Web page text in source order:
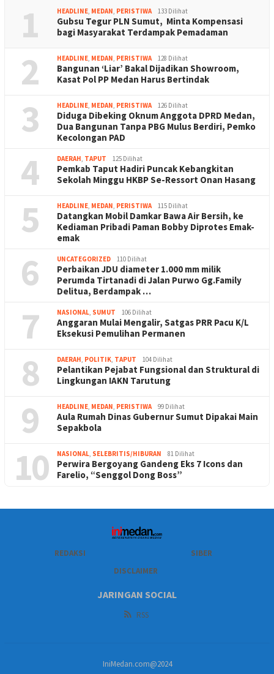
1 HEADLINE, MEDAN, PERISTIWA 133 Dilihat
Gubsu Tegur PLN Sumut, Minta Kompensasi
bagi Masyarakat Terdampak Pemadaman
2 HEADLINE, MEDAN, PERISTIWA 128 Dilihat
Bangunan ‘Liar’ Bakal Dijadikan Showroom,
Kasat Pol PP Medan Harus Bertindak
3 HEADLINE, MEDAN, PERISTIWA 126 Dilihat
Diduga Dibeking Oknum Anggota DPRD Medan,
Dua Bangunan Tanpa PBG Mulus Berdiri, Pemko
Kecolongan PAD
4 DAERAH, TAPUT 125 Dilihat
Pemkab Taput Hadiri Puncak Kebangkitan
Sekolah Minggu HKBP Se-Ressort Onan Hasang
5 HEADLINE, MEDAN, PERISTIWA 115 Dilihat
Datangkan Mobil Damkar Bawa Air Bersih, ke
Kediaman Pribadi Paman Bobby Diprotes Emak-
emak
6 UNCATEGORIZED 110 Dilihat
Perbaikan JDU diameter 1.000 mm milik
Perumda Tirtanadi di Jalan Purwo Gg.Family
Delitua, Berdampak …
7 NASIONAL, SUMUT 106 Dilihat
Anggaran Mulai Mengalir, Satgas PRR Pacu K/L
Eksekusi Pemulihan Permanen
8 DAERAH, POLITIK, TAPUT 104 Dilihat
Pelantikan Pejabat Fungsional dan Struktural di
Lingkungan IAKN Tarutung
9 HEADLINE, MEDAN, PERISTIWA 99 Dilihat
Aula Rumah Dinas Gubernur Sumut Dipakai Main
Sepakbola
10 NASIONAL, SELEBRITIS/HIBURAN 81 Dilihat
Perwira Bergoyang Gandeng Eks 7 Icons dan
Farelio, “Senggol Dong Boss”
REDAKSI
SIBER
DISCLAIMER
JARINGAN SOCIAL
RSS
IniMedan.com@2024